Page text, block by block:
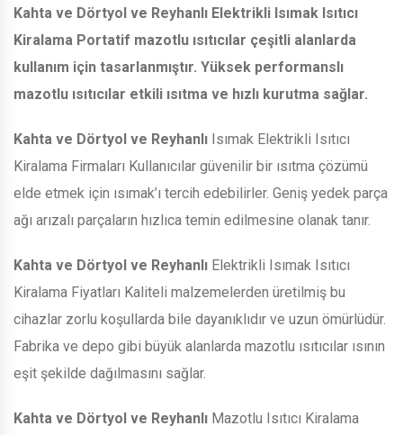
Kahta ve Dörtyol ve Reyhanlı Elektrikli Isımak Isıtıcı
Kiralama Portatif mazotlu ısıtıcılar çeşitli alanlarda
kullanım için tasarlanmıştır. Yüksek performanslı
mazotlu ısıtıcılar etkili ısıtma ve hızlı kurutma sağlar.
Kahta ve Dörtyol ve Reyhanlı Isımak Elektrikli Isıtıcı
Kiralama Firmaları Kullanıcılar güvenilir bir ısıtma çözümü
elde etmek için ısımak’ı tercih edebilirler. Geniş yedek parça
ağı arızalı parçaların hızlıca temin edilmesine olanak tanır.
Kahta ve Dörtyol ve Reyhanlı Elektrikli Isımak Isıtıcı
Kiralama Fiyatları Kaliteli malzemelerden üretilmiş bu
cihazlar zorlu koşullarda bile dayanıklıdır ve uzun ömürlüdür.
Fabrika ve depo gibi büyük alanlarda mazotlu ısıtıcılar ısının
eşit şekilde dağılmasını sağlar.
Kahta ve Dörtyol ve Reyhanlı Mazotlu Isıtıcı Kiralama